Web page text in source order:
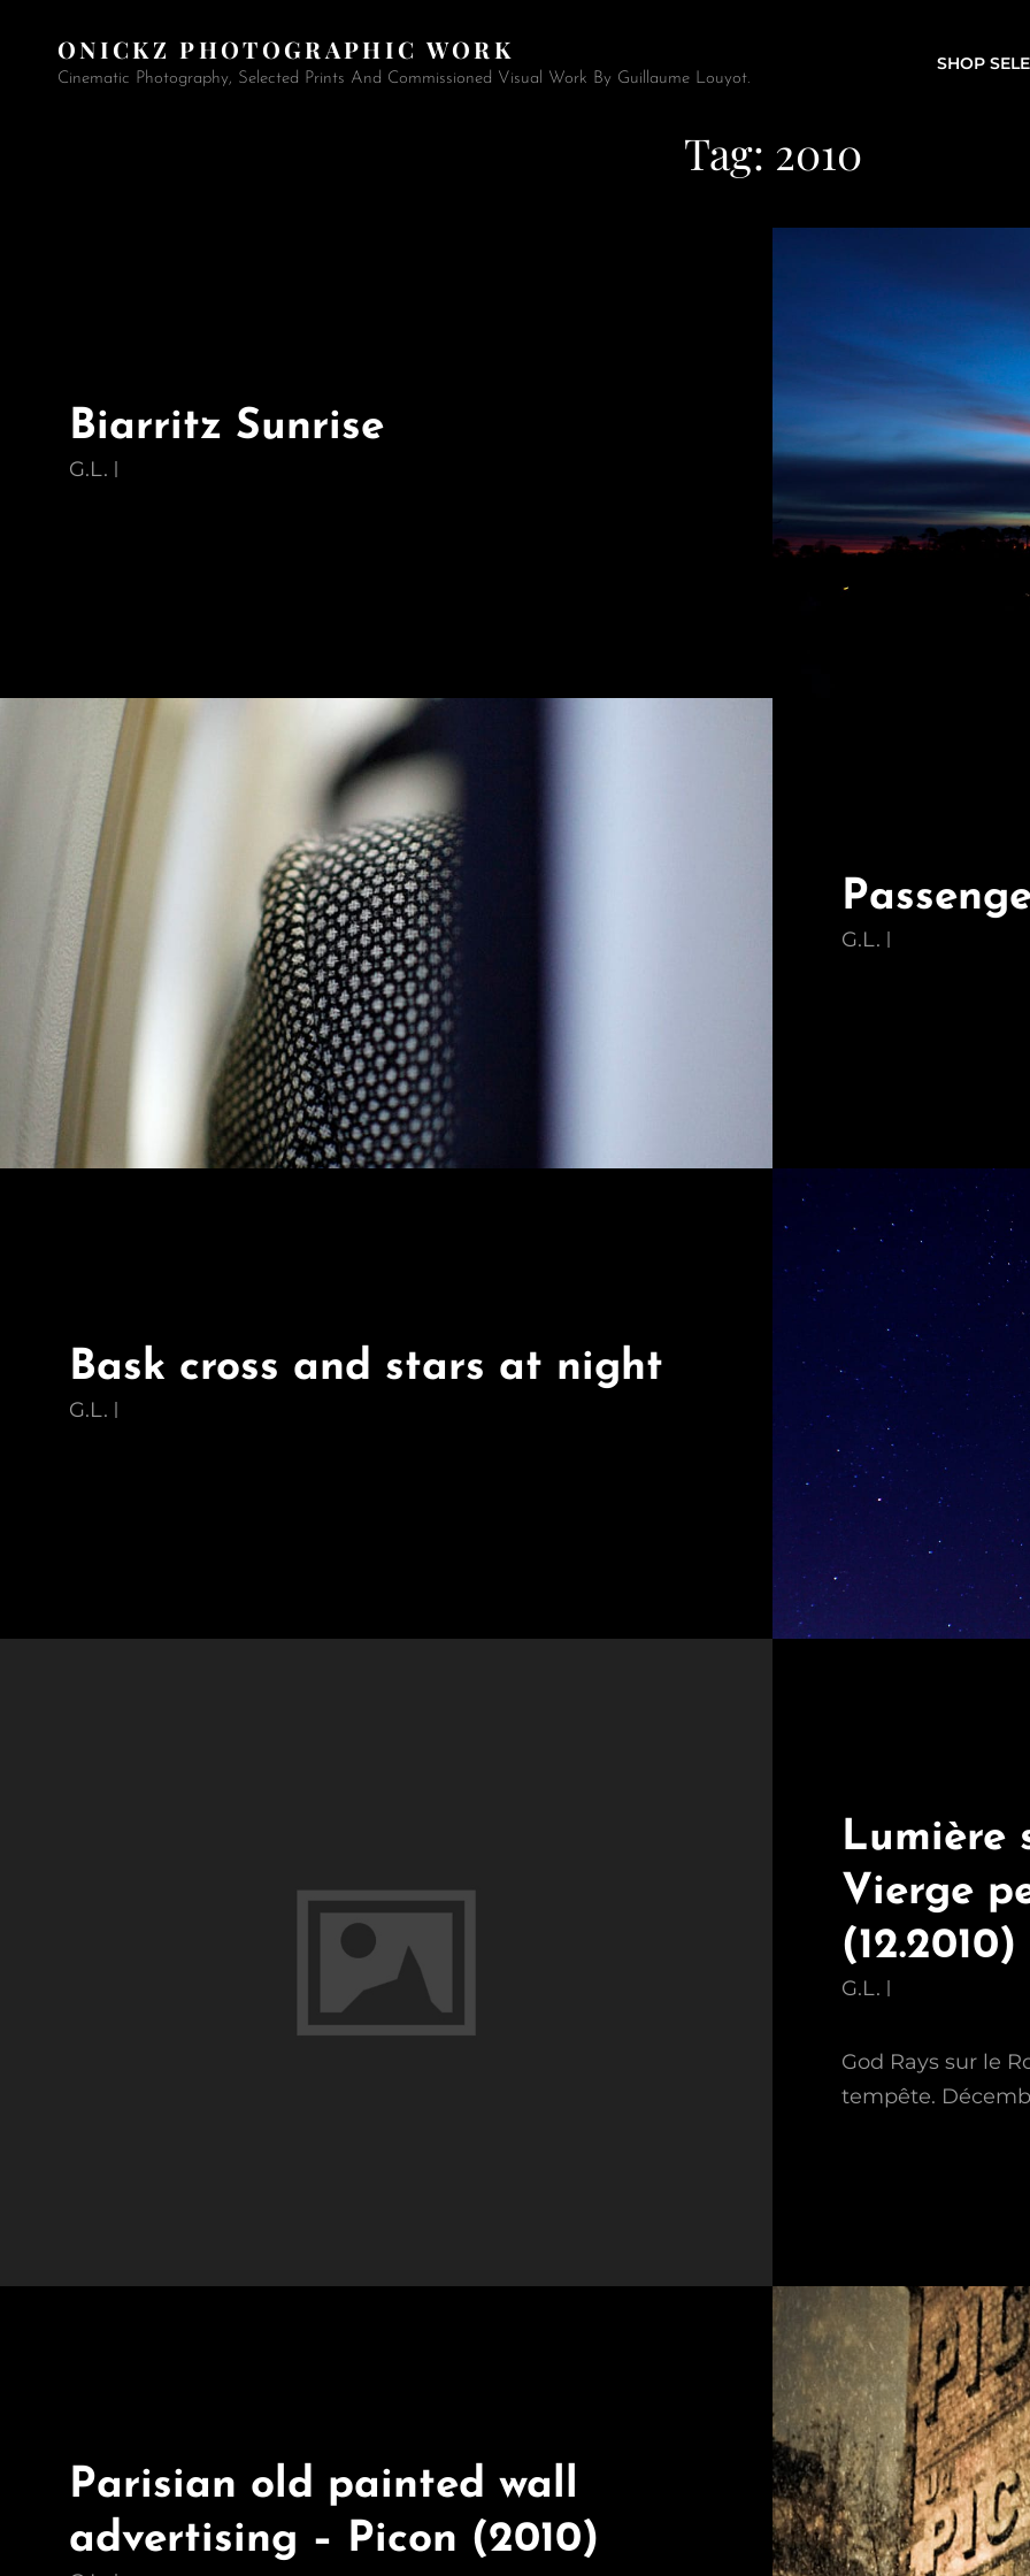
ONICKZ PHOTOGRAPHIC WORK
Cinematic Photography, Selected Prints And Commissioned Visual Work By Guillaume Louyot.
SHOP
Tag: 2010
Biarritz Sunrise
G.L.
G.L.
Bask cross and stars at night
G.L.
Lumière
Vierge
(12.2010)
G.L.
God Rays sur le
tempête.
Parisian old painted wall
advertising – Picon (2010)